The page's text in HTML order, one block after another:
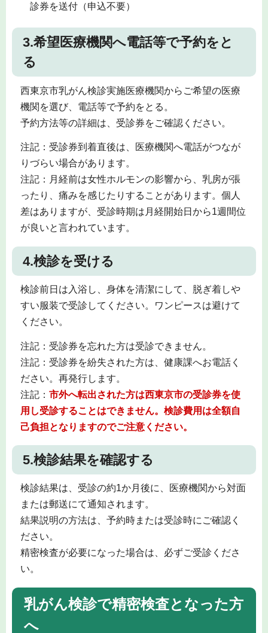
診券を送付（申込不要）
3.希望医療機関へ電話等で予約をと
る
西東京市乳がん検診実施医療機関からご希望の医療
機関を選び、電話等で予約をとる。
予約方法等の詳細は、受診券をご確認ください。
注記：受診券到着直後は、医療機関へ電話がつなが
りづらい場合があります。
注記：月経前は女性ホルモンの影響から、乳房が張
ったり、痛みを感じたりすることがあります。個人
差はありますが、受診時期は月経開始日から1週間位
が良いと言われています。
4.検診を受ける
検診前日は入浴し、身体を清潔にして、脱ぎ着しや
すい服装で受診してください。ワンピースは避けて
ください。
注記：受診券を忘れた方は受診できません。
注記：受診券を紛失された方は、健康課へお電話く
ださい。再発行します。
注記： 市外へ転出された方は西東京市の受診券を使
用し受診することはできません。検診費用は全額自
己負担となりますのでご注意ください。
5.検診結果を確認する
検診結果は、受診の約1か月後に、医療機関から対面
または郵送にて通知されます。
結果説明の方法は、予約時または受診時にご確認く
ださい。
精密検査が必要になった場合は、必ずご受診くださ
い。
乳がん検診で精密検査となった方
へ